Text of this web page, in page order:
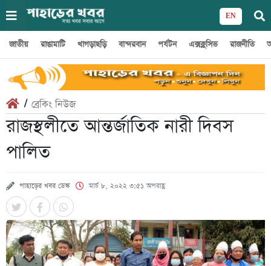
EN
জাতীয় রাঙামাটি খাগড়াছড়ি বান্দরবান পর্যটন এক্সক্লুসিভ রাজনীতি
/ ব্রেকিং নিউজ
রাজস্থলীতে আন্তর্জাতিক নারী দিবস
পালিত
পাহাড়ের খবর ডেস্ক মার্চ ৮, ২০২২ ৩:৫১ অপরাহ্ণ